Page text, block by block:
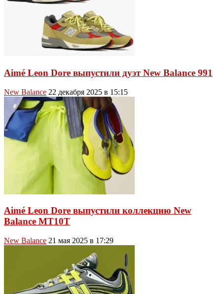
Aimé Leon Dore выпустили дуэт New Balance 991
New Balance 22 декабря 2025 в 15:15
Aimé Leon Dore выпустили коллекцию New
Balance MT10T
New Balance 21 мая 2025 в 17:29